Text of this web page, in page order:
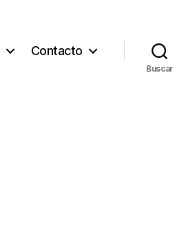
Contacto
Buscar